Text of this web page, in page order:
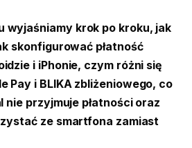
wyjaśniamy krok po kroku, jak
skonfigurować płatność
i iPhonie, czym różni się
Pay i BLIKA zbliżeniowego, co
nie przyjmuje płatności oraz
ze smartfona zamiast